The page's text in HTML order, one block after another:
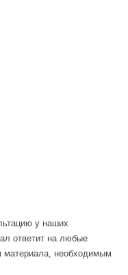
у наших
ответит на любые
материала, необходимым